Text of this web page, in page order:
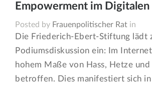
Empowerment im Digitalen
Posted by Frauenpolitischer Rat in
Die Friederich-Ebert-Stiftung lädt
Podiumsdiskussion ein: Im
hohem Maße von Hass, Hetze
betroffen. Dies manifestiert sich in